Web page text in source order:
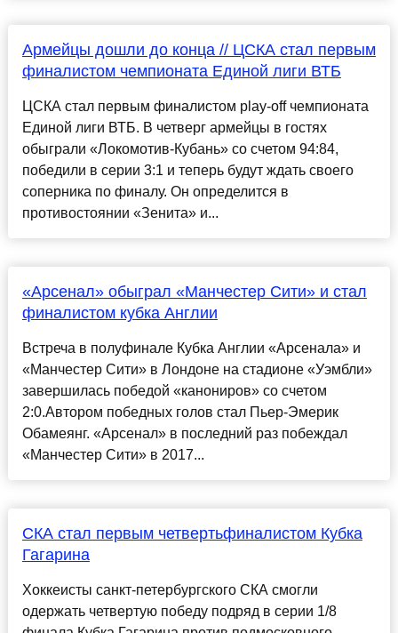
Армейцы дошли до конца // ЦСКА стал первым
финалистом чемпионата Единой лиги ВТБ
ЦСКА стал первым финалистом play-off чемпионата
Единой лиги ВТБ. В четверг армейцы в гостях
обыграли «Локомотив-Кубань» со счетом 94:84,
победили в серии 3:1 и теперь будут ждать своего
соперника по финалу. Он определится в
противостоянии «Зенита» и...
«Арсенал» обыграл «Манчестер Сити» и стал
финалистом кубка Англии
Встреча в полуфинале Кубка Англии «Арсенала» и
«Манчестер Сити» в Лондоне на стадионе «Уэмбли»
завершилась победой «канониров» со счетом
2:0.Автором победных голов стал Пьер-Эмерик
Обамеянг. «Арсенал» в последний раз побеждал
«Манчестер Сити» в 2017...
СКА стал первым четвертьфиналистом Кубка
Гагарина
Хоккеисты санкт-петербургского СКА смогли
одержать четвертую победу подряд в серии 1/8